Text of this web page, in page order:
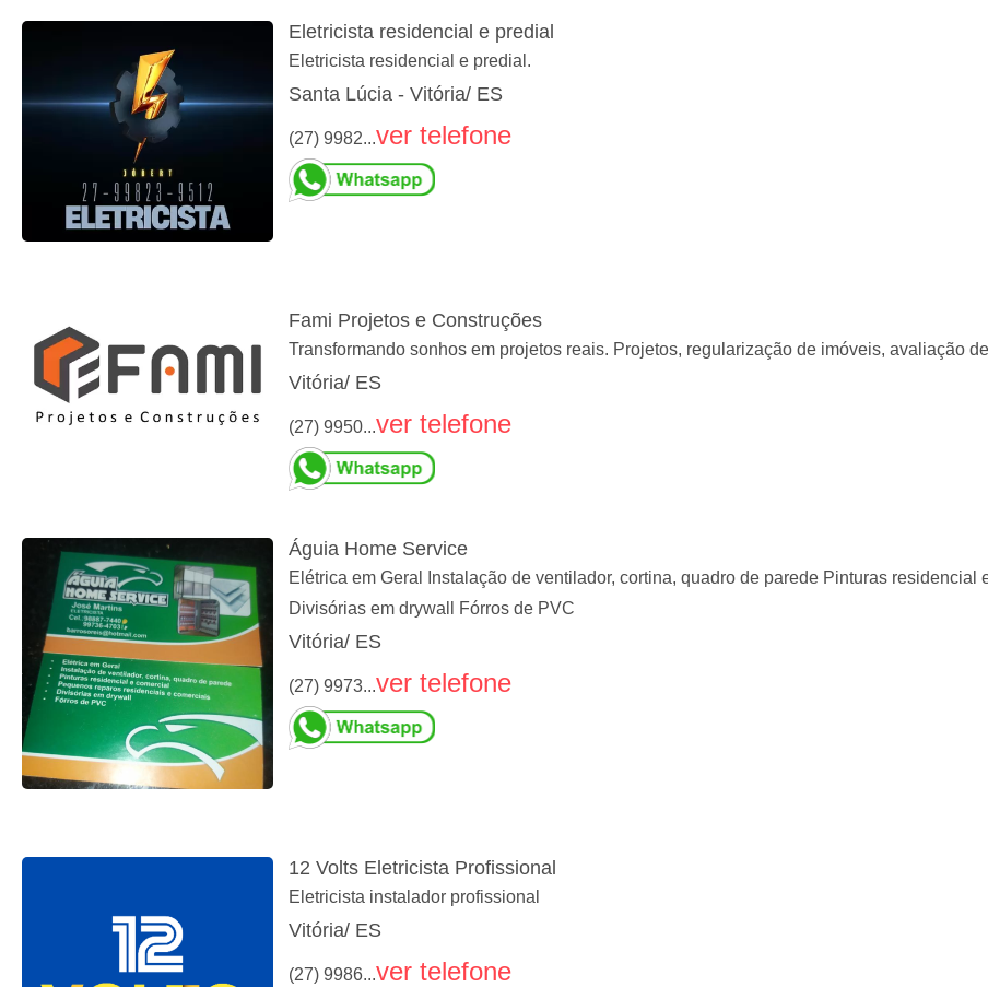
Eletricista residencial e predial
Eletricista residencial e predial.
Santa Lúcia - Vitória/ ES
(27) 9982...ver telefone
Fami Projetos e Construções
Transformando sonhos em projetos reais. Projetos, regularização de imóveis, avaliação
Vitória/ ES
(27) 9950...ver telefone
Águia Home Service
Elétrica em Geral Instalação de ventilador, cortina, quadro de parede Pinturas
Divisórias em drywall Fórros de PVC
Vitória/ ES
(27) 9973...ver telefone
12 Volts Eletricista Profissional
Eletricista instalador profissional
Vitória/ ES
(27) 9986...ver telefone